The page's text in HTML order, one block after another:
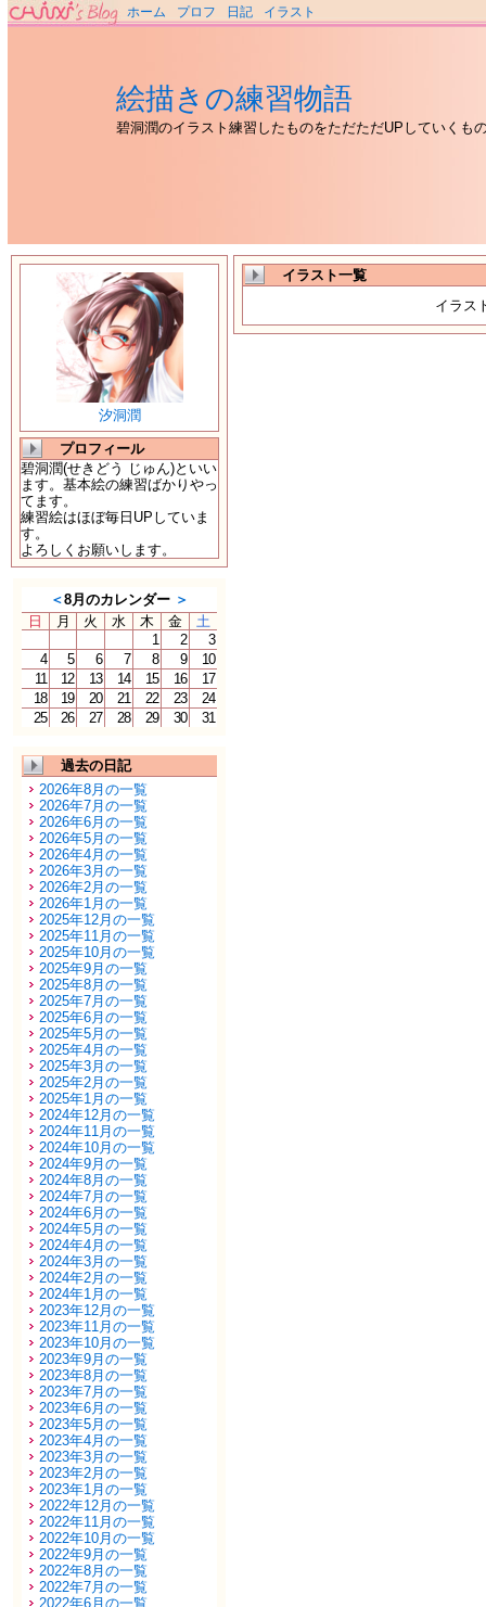
ホーム プロフ 日記 イラスト
絵描きの練習物語
碧洞潤のイラスト練習したものをただただUPしていくも
汐洞潤
プロフィール
碧洞潤(せきどう じゅん)といい
ます。基本絵の練習ばかりやっ
てます。
練習絵はほぼ毎日UPしていま
す。
よろしくお願いします。
＜8月のカレンダー ＞
日
月 火 水 木 金
土
1
2
3
4
5 6 7 8 9
10
11
12 13 14 15 16
17
18
19 20 21 22 23
24
25
26 27 28 29 30 31
過去の日記
2026年8月の一覧
2026年7月の一覧
2026年6月の一覧
2026年5月の一覧
2026年4月の一覧
2026年3月の一覧
2026年2月の一覧
2026年1月の一覧
2025年12月の一覧
2025年11月の一覧
2025年10月の一覧
2025年9月の一覧
2025年8月の一覧
2025年7月の一覧
2025年6月の一覧
2025年5月の一覧
2025年4月の一覧
2025年3月の一覧
2025年2月の一覧
2025年1月の一覧
2024年12月の一覧
2024年11月の一覧
2024年10月の一覧
2024年9月の一覧
2024年8月の一覧
2024年7月の一覧
2024年6月の一覧
2024年5月の一覧
2024年4月の一覧
2024年3月の一覧
2024年2月の一覧
2024年1月の一覧
2023年12月の一覧
2023年11月の一覧
2023年10月の一覧
2023年9月の一覧
2023年8月の一覧
2023年7月の一覧
2023年6月の一覧
2023年5月の一覧
2023年4月の一覧
2023年3月の一覧
2023年2月の一覧
2023年1月の一覧
2022年12月の一覧
2022年11月の一覧
2022年10月の一覧
2022年9月の一覧
2022年8月の一覧
2022年7月の一覧
2022年6月の一覧
イラスト一覧
イラス